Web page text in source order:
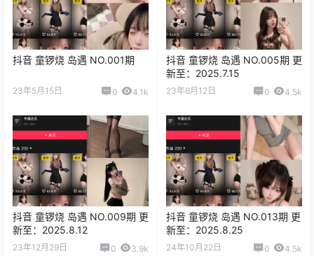
抖音 童锣烧 岛遇 NO.001期
23年5月15日 0 4.1k
抖音 童锣烧 岛遇 NO.005期 更
新至：2025.7.15
23年6月12日 0 4.5k
抖音 童锣烧 岛遇 NO.009期 更
新至：2025.8.12
23年12月29日 0 3.9k
抖音 童锣烧 岛遇 NO.013期 更
新至：2025.8.25
24年10月22日 0 4.5k